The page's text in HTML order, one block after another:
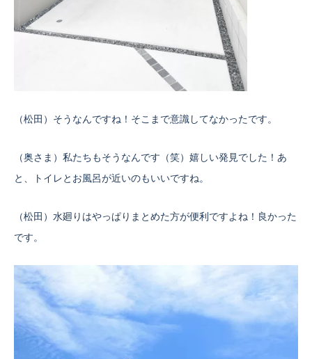
（松田）そうなんですね！そこまで意識してなかったです。
（奥さま）私たちもそうなんです（笑）嬉しい発見でした！あ
と、トイレとお風呂が近いのもいいですね。
（松田）水廻りはやっぱりまとめた方が便利ですよね！良かった
です。